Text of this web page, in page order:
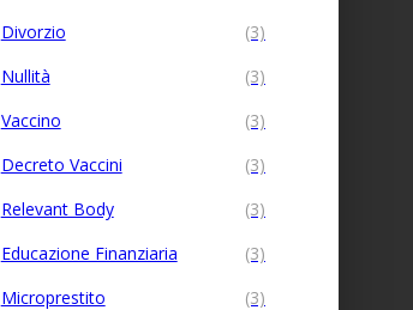
Divorzio
(3)
Nullità
(3)
Vaccino
(3)
Decreto Vaccini
(3)
Relevant Body
(3)
Educazione Finanziaria
(3)
Microprestito
(3)